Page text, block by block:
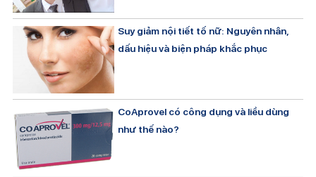
Suy giảm nội tiết tố nữ: Nguyên nhân,
dấu hiệu và biện pháp khắc phục
CoAprovel có công dụng và liều dùng
như thế nào?